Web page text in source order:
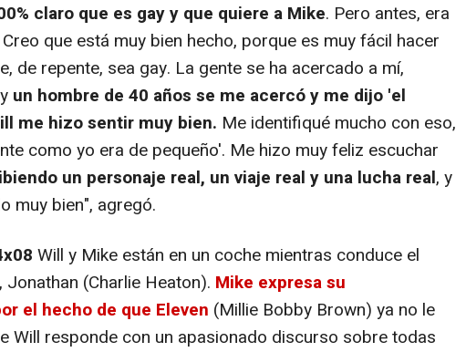
claro que es gay y que quiere a Mike. Pero antes, era
que está muy bien hecho, porque es muy fácil hacer
de repente, sea gay. La gente se ha acercado a mí,
un hombre de 40 años se me acercó y me dijo 'el
me hizo sentir muy bien. Me identifiqué mucho con eso,
como yo era de pequeño'. Me hizo muy feliz escuchar
un personaje real, un viaje real y una lucha real, y
muy bien", agregó.
Will y Mike están en un coche mientras conduce el
Jonathan (Charlie Heaton). Mike expresa su
el hecho de que Eleven (Millie Bobby Brown) ya no le
Will responde con un apasionado discurso sobre todas